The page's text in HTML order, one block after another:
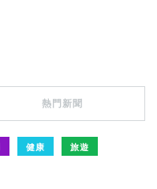
熱門新聞
健康 旅遊